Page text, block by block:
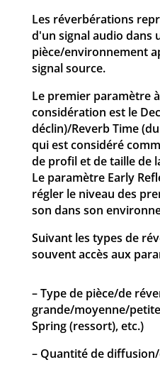
Les réverbérations
d'un signal audio dans
pièce/environnement
signal source.
Le premier paramètre
considération est le
déclin)/Reverb Time
qui est considéré
de profil et de taille de
Le paramètre Early
régler le niveau des
son dans son
Suivant les types de
souvent accès aux
– Type de pièce/de
grande/moyenne/
Spring (ressort), etc.)
– Quantité de